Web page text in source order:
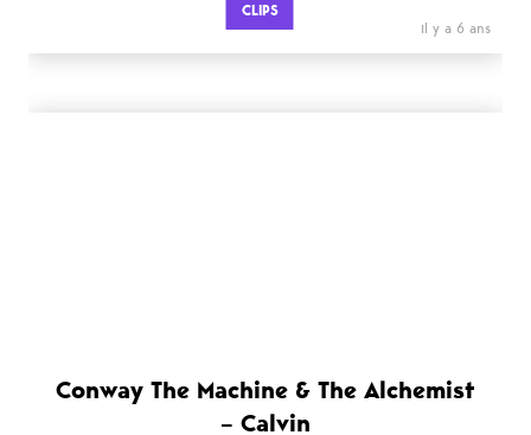
CLIPS
il y a 6 ans
Conway The Machine & The Alchemist
– Calvin